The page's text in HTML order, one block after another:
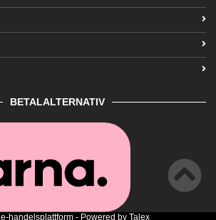
BETALALTERNATIV
e-handelsplattform - Powered by Talex